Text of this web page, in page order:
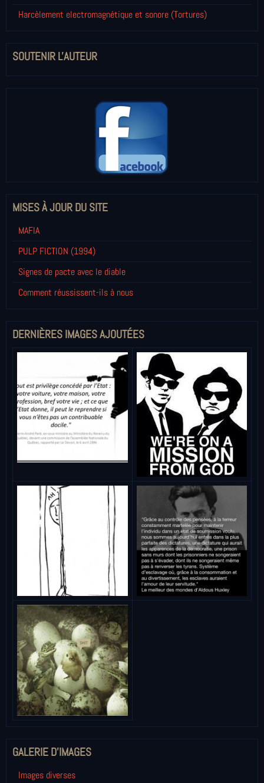
Harcèlement electromagnétique et sonore (Tortures)
SOUTENIR L'AUTEUR
MISES À JOUR DU SITE
MAFIA
PULP FICTION (1994)
Signes de pacte avec le diable
Comment réussissent-ils à nous
DERNIÈRES IMAGES AJOUTÉES
GALERIE D'IMAGES
Images diverses